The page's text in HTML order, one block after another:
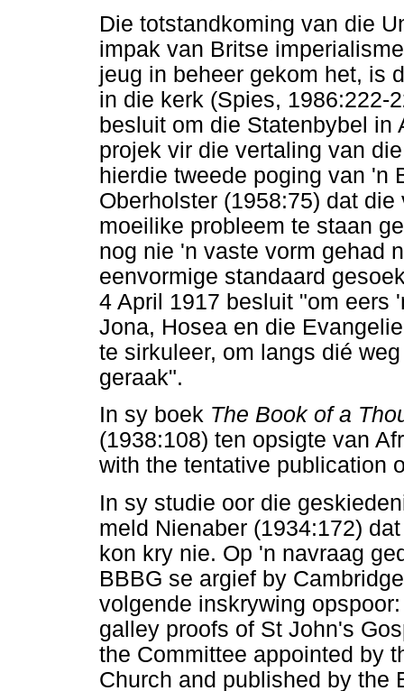
Die totstandkoming van die
impak van Britse
jeug in beheer gekom het, is
in die kerk (Spies, 1986:222-
besluit om die Statenbybel
projek vir die vertaling van
hierdie tweede poging van 'n
Oberholster (1958:75) dat
moeilike probleem te staan
nog nie 'n vaste vorm gehad
eenvormige standaard
4 April 1917 besluit "om eers
Jona, Hosea en die
te sirkuleer, om langs dié
geraak".
In sy boek The Book of a
(1938:108) ten opsigte van
with the tentative publication
In sy studie oor die
meld Nienaber (1934:172)
kon kry nie. Op 'n navraag
BBBG se argief by
volgende inskrywing
galley proofs of St John's
the Committee appointed by
Church and published by the